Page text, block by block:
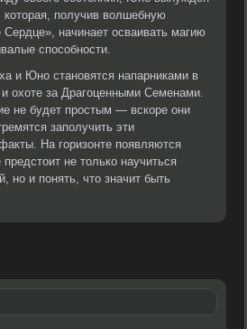
которая, получив волшебную
начинает осваивать магию
способности.
и Юно становятся напарниками в
охоте за Драгоценными Семенами.
не будет простым — вскоре они
заполучить эти
На горизонте появляются
не только научиться
но и понять, что значит быть